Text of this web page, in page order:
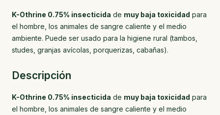
K-Othrine 0.75% insecticida de muy baja toxicidad para
el hombre, los animales de sangre caliente y el medio
ambiente. Puede ser usado para la higiene rural (tambos,
studes, granjas avícolas, porquerizas, cabañas).
Descripción
K-Othrine 0.75% insecticida de muy baja toxicidad para
el hombre, los animales de sangre caliente y el medio